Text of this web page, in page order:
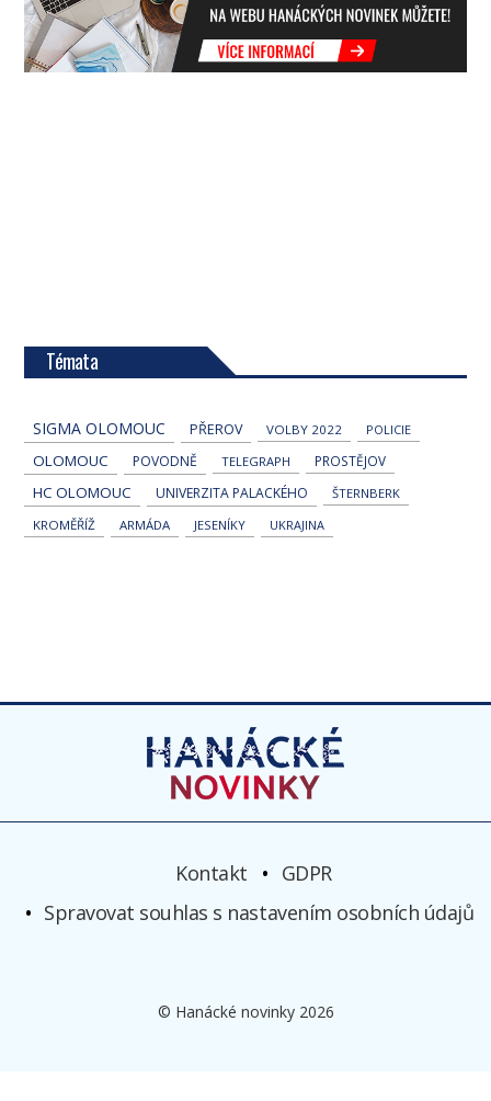
Témata
SIGMA OLOMOUC PŘEROV VOLBY 2022 POLICIE
OLOMOUC POVODNĚ TELEGRAPH PROSTĚJOV
HC OLOMOUC UNIVERZITA PALACKÉHO
ŠTERNBERK
KROMĚŘÍŽ
ARMÁDA JESENÍKY UKRAJINA
Kontakt
GDPR
Spravovat souhlas s nastavením osobních údajů
© Hanácké novinky 2026